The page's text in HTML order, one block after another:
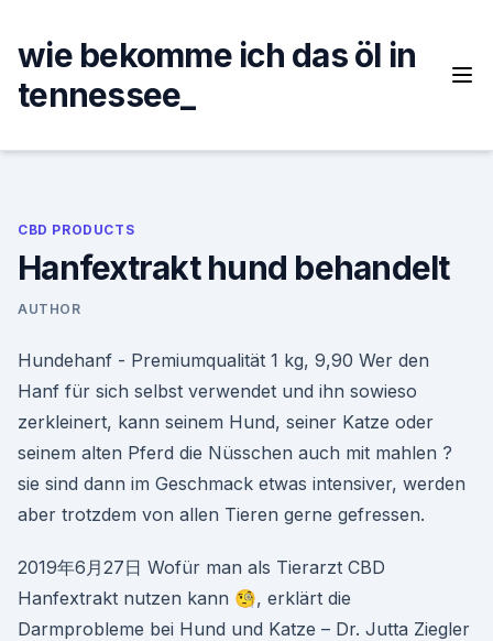
content
wie bekomme ich das öl in
tennessee_
CBD PRODUCTS
Hanfextrakt hund behandelt
AUTHOR
Hundehanf - Premiumqualität 1 kg, 9,90 Wer den
Hanf für sich selbst verwendet und ihn sowieso
zerkleinert, kann seinem Hund, seiner Katze oder
seinem alten Pferd die Nüsschen auch mit mahlen ?
sie sind dann im Geschmack etwas intensiver, werden
aber trotzdem von allen Tieren gerne gefressen.
2019年6月27日 Wofür man als Tierarzt CBD
Hanfextrakt nutzen kann 🧐, erklärt die
Darmprobleme bei Hund und Katze – Dr. Jutta Ziegler